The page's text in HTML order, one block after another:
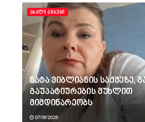
ᲐᲮᲐᲚᲘ ᲐᲛᲑᲔᲑᲘ
ნატა ვიბლიანის საქმეზე,
გაუპატიურების მუხლით
მიმდინარეობს
07/18/2026